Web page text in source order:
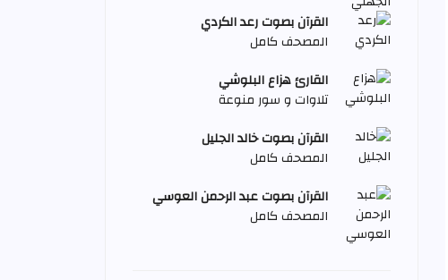
القرآن بصوت رعد الكردي
المصحف كامل
القارئ هزاع البلوشي
تلاوات و سور منوعة
القرآن بصوت خالد الجليل
المصحف كامل
القرآن بصوت عبد الرحمن العوسي
المصحف كامل